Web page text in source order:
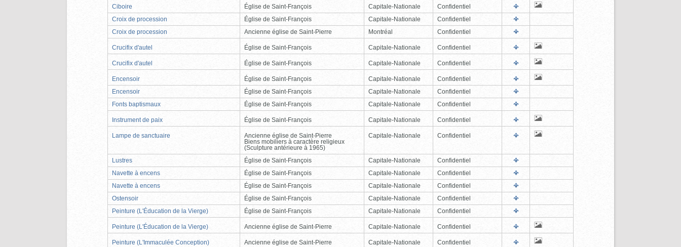
Ciboire Église de Saint-François Capitale-Nationale
Confidentiel
Croix de procession
Église de Saint-François Capitale-Nationale
Confidentiel
Croix de procession
Ancienne église de Saint-Pierre Montréal Confidentiel
Crucifix d'autel Église de Saint-François Capitale-Nationale Confidentiel
Crucifix d'autel Église de Saint-François Capitale-Nationale Confidentiel
Encensoir Église de Saint-François Capitale-Nationale
Confidentiel
Encensoir
Église de Saint-François Capitale-Nationale
Confidentiel
Fonts baptismaux
Église de Saint-François Capitale-Nationale Confidentiel
Instrument de paix Église de Saint-François Capitale-Nationale Confidentiel
Lampe de sanctuaire
Ancienne église de Saint-Pierre
Biens mobiliers à caractère religieux
(Sculpture antérieure à 1965)
Capitale-Nationale Confidentiel
Lustres Église de Saint-François Capitale-Nationale
Confidentiel
Navette à encens
Église de Saint-François Capitale-Nationale
Confidentiel
Navette à encens
Église de Saint-François Capitale-Nationale
Confidentiel
Ostensoir
Église de Saint-François Capitale-Nationale
Confidentiel
Peinture (L'Éducation de la Vierge)
Église de Saint-François Capitale-Nationale Confidentiel
Peinture (L'Éducation de la Vierge) Ancienne église de Saint-Pierre Capitale-Nationale Confidentiel
Peinture (L'Immaculée Conception) Ancienne église de Saint-Pierre Capitale-Nationale
Confidentiel